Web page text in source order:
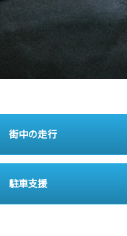
街中の走行
駐車支援